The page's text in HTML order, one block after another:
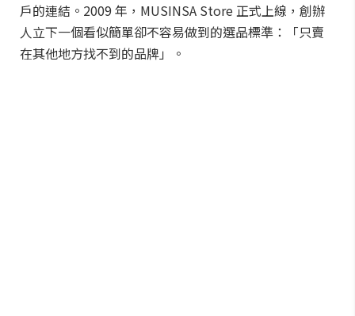
戶的連結。2009 年，MUSINSA Store 正式上線，創辦
人立下一個看似簡單卻不容易做到的選品標準：「只賣
在其他地方找不到的品牌」。